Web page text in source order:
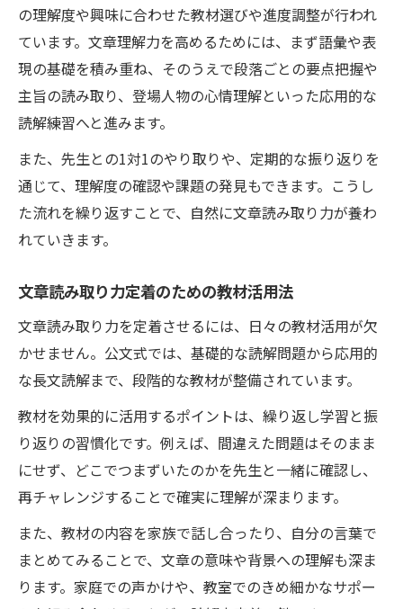
の理解度や興味に合わせた教材選びや進度調整が行われ
ています。文章理解力を高めるためには、まず語彙や表
現の基礎を積み重ね、そのうえで段落ごとの要点把握や
主旨の読み取り、登場人物の心情理解といった応用的な
読解練習へと進みます。
また、先生との1対1のやり取りや、定期的な振り返りを
通じて、理解度の確認や課題の発見もできます。こうし
た流れを繰り返すことで、自然に文章読み取り力が養わ
れていきます。
文章読み取り力定着のための教材活用法
文章読み取り力を定着させるには、日々の教材活用が欠
かせません。公文式では、基礎的な読解問題から応用的
な長文読解まで、段階的な教材が整備されています。
教材を効果的に活用するポイントは、繰り返し学習と振
り返りの習慣化です。例えば、間違えた問題はそのまま
にせず、どこでつまずいたのかを先生と一緒に確認し、
再チャレンジすることで確実に理解が深まります。
また、教材の内容を家族で話し合ったり、自分の言葉で
まとめてみることで、文章の意味や背景への理解も深ま
ります。家庭での声かけや、教室でのきめ細かなサポー